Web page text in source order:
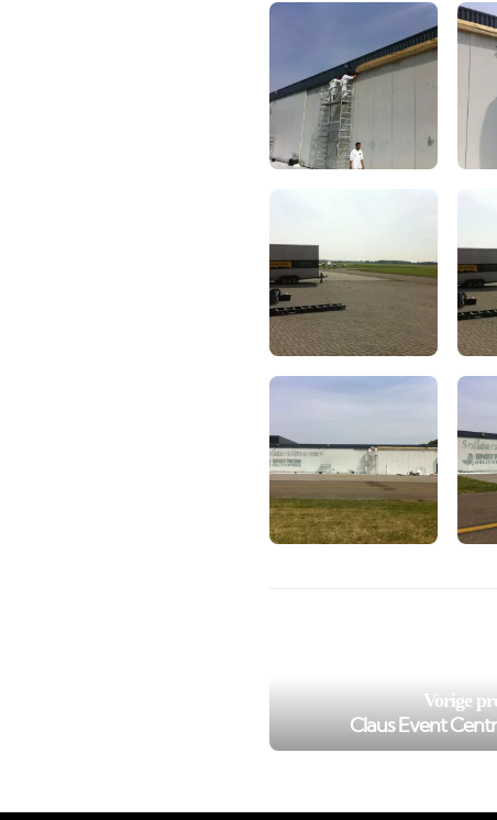
Vorige
Claus Event